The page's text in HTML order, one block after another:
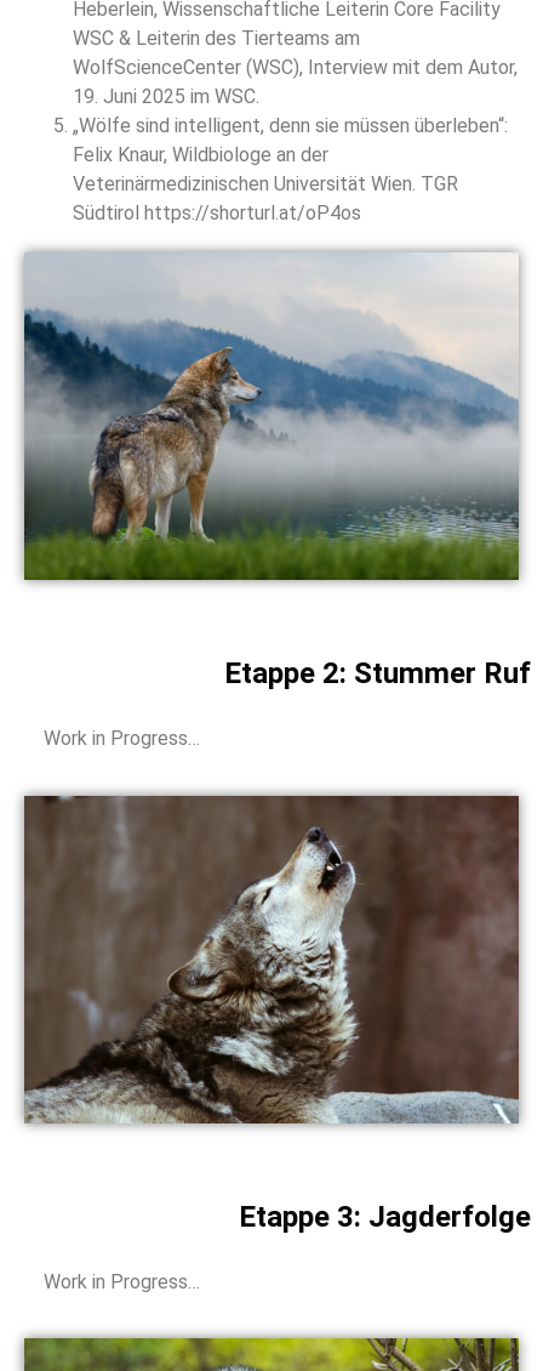
Heberlein, Wissenschaftliche Leiterin Core Facility
WSC & Leiterin des Tierteams am
WolfScienceCenter (WSC), Interview mit dem Autor,
19. Juni 2025 im WSC.
„Wölfe sind intelligent, denn sie müssen überleben“:
Felix Knaur, Wildbiologe an der
Veterinärmedizinischen Universität Wien. TGR
Südtirol https://shorturl.at/oP4os
Etappe 2: Stummer Ruf
Work in Progress…
Etappe 3: Jagderfolge
Work in Progress…